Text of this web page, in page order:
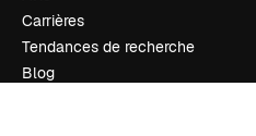
Carrières
Tendances de recherche
Blog